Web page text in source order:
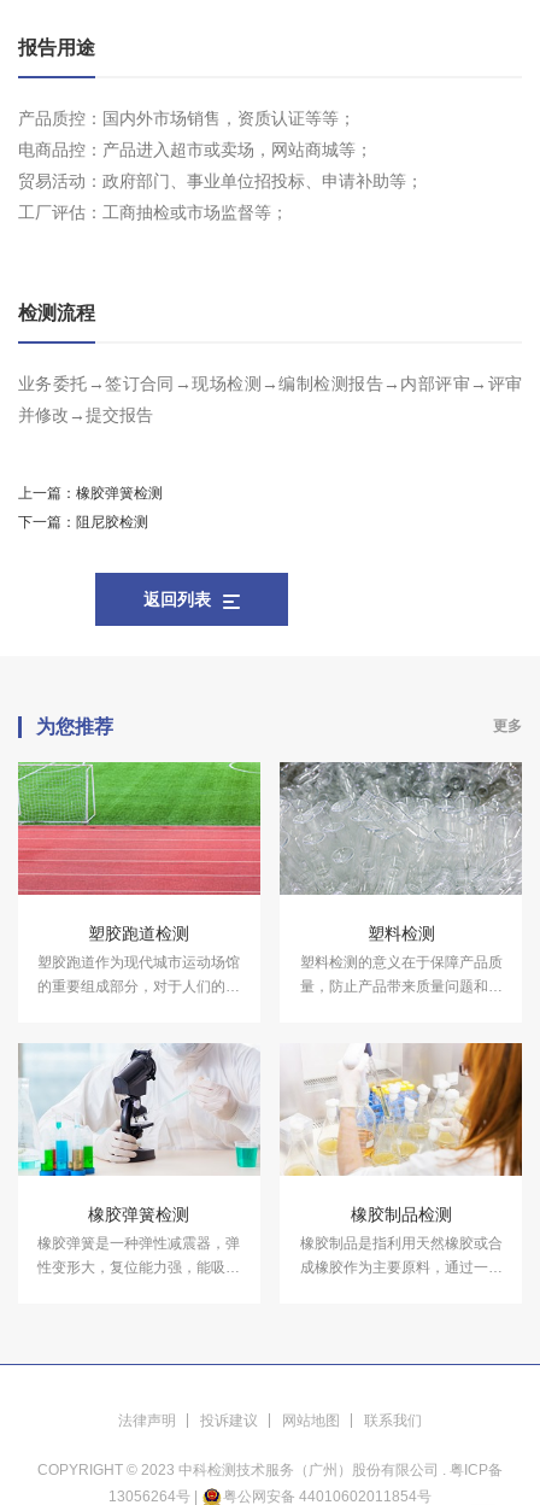
报告用途
产品质控：国内外市场销售，资质认证等等；
电商品控：产品进入超市或卖场，网站商城等；
贸易活动：政府部门、事业单位招投标、申请补助等；
工厂评估：工商抽检或市场监督等；
检测流程
业务委托→签订合同→现场检测→编制检测报告→内部评审→评审
并修改→提交报告
上一篇： 橡胶弹簧检测
下一篇： 阻尼胶检测
返回列表
为您推荐 更多
塑胶跑道检测
塑胶跑道作为现代城市运动场馆
的重要组成部分，对于人们的健
测及其他各类运动场地检测。
塑料检测
塑料检测的意义在于保障产品质
量，防止产品带来质量问题和安
测、塑料成分分析等领域的检
测，并出具具有CMA资质的塑料
检测报告。
橡胶弹簧检测
橡胶弹簧是一种弹性减震器，弹
性变形大，复位能力强，能吸收
检测开展橡胶弹簧检测服务，具
橡胶制品检测
橡胶制品是指利用天然橡胶或合
成橡胶作为主要原料，通过一系
品检测服务，具备CMA、CNAS
法律声明
投诉建议 网站地图 联系我们
COPYRIGHT © 2023 中科检测技术服务（广州）股份有限公司 . 粤ICP备
13056264号
粤公网安备 44010602011854号